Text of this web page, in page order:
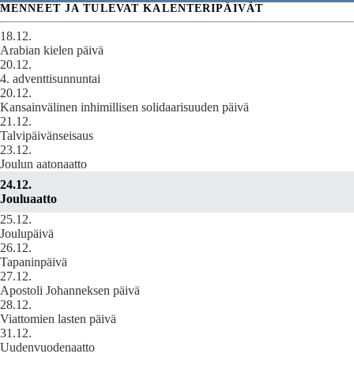
MENNEET JA TULEVAT KALENTERIPÄIVÄT
18.12.
Arabian kielen päivä
20.12.
4. adventtisunnuntai
20.12.
Kansainvälinen inhimillisen solidaarisuuden päivä
21.12.
Talvipäivänseisaus
23.12.
Joulun aatonaatto
24.12.
Jouluaatto
25.12.
Joulupäivä
26.12.
Tapaninpäivä
27.12.
Apostoli Johanneksen päivä
28.12.
Viattomien lasten päivä
31.12.
Uudenvuodenaatto